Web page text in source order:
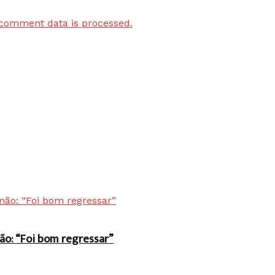
data is processed.
“Foi bom regressar”